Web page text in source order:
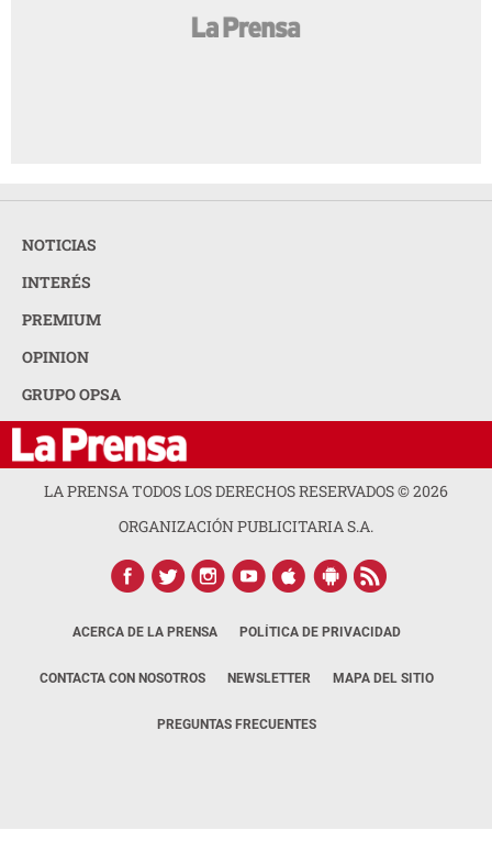
NOTICIAS
INTERÉS
PREMIUM
OPINION
GRUPO OPSA
LA PRENSA TODOS LOS DERECHOS RESERVADOS ©2026
ORGANIZACIÓN PUBLICITARIA S.A.
ACERCA DE LA PRENSA POLÍTICA DE PRIVACIDAD
CONTACTA CON NOSOTROS NEWSLETTER MAPA DEL SITIO
PREGUNTAS FRECUENTES